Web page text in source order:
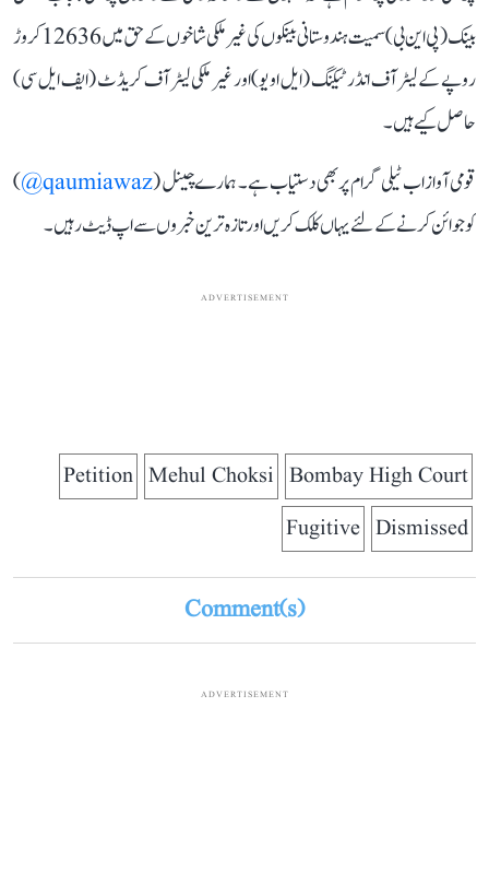
بینک (پی این بی) سمیت ہندوستانی بینکوں کی غیر ملکی شاخوں کے حق میں 12636 کروڑ
روپے کے لیٹر آف انڈرٹیکنگ (ایل او یو) اور غیر ملکی لیٹر آف کریڈٹ (ایف ایل سی)
حاصل کیے ہیں۔
قومی آواز اب ٹیلی گرام پر بھی دستیاب ہے۔ ہمارے چینل (qaumiawaz@
)
کو جوائن کرنے کے لئے یہاں کلک کریں اور تازہ ترین خبروں سے اپ ڈیٹ رہیں۔
ADVERTISEMENT
Bombay High Court
Mehul Choksi
Petition
Dismissed
Fugitive
Comment(s)
ADVERTISEMENT